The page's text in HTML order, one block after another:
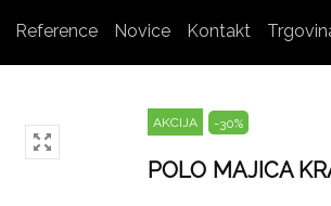
Reference Novice Kontakt
AKCIJA -30%
POLO MAJICA